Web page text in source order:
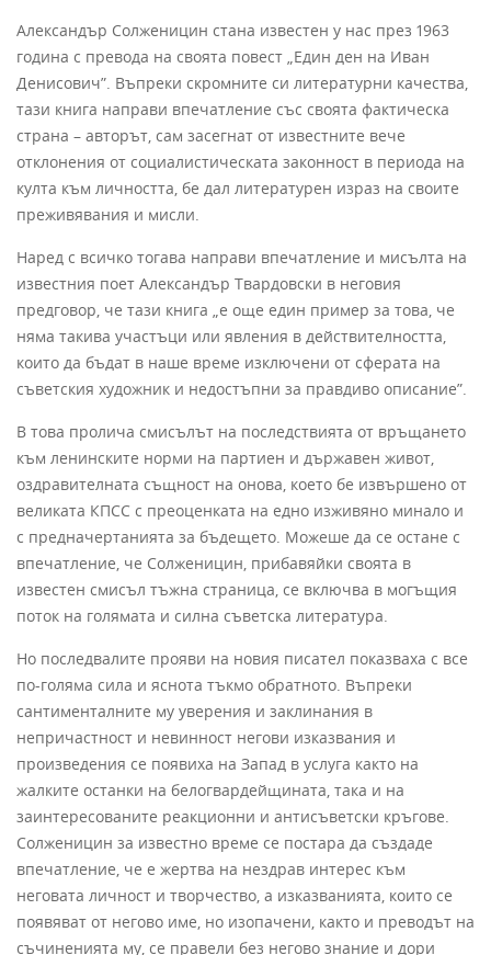
Александър Солженицин стана известен у нас през 1963
година с превода на своята повест „Един ден на Иван
Денисович”. Въпреки скромните си литературни качества,
тази книга направи впечатление със своята фактическа
страна – авторът, сам засегнат от известните вече
отклонения от социалистическата законност в периода на
култа към личността, бе дал литературен израз на своите
преживявания и мисли.
Наред с всичко тогава направи впечатление и мисълта на
известния поет Александър Твардовски в неговия
предговор, че тази книга „е още един пример за това, че
няма такива участъци или явления в действителността,
които да бъдат в наше време изключени от сферата на
съветския художник и недостъпни за правдиво описание”.
В това пролича смисълът на последствията от връщането
към ленинските норми на партиен и държавен живот,
оздравителната същност на онова, което бе извършено от
великата КПСС с преоценката на едно изживяно минало и
с предначертанията за бъдещето. Можеше да се остане с
впечатление, че Солженицин, прибавяйки своята в
известен смисъл тъжна страница, се включва в могъщия
поток на голямата и силна съветска литература.
Но последвалите прояви на новия писател показваха с все
по-голяма сила и яснота тъкмо обратното. Въпреки
сантименталните му уверения и заклинания в
непричастност и невинност негови изказвания и
произведения се появиха на Запад в услуга както на
жалките останки на белогвардейщината, така и на
заинтересованите реакционни и антисъветски кръгове.
Солженицин за известно време се постара да създаде
впечатление, че е жертва на нездрав интерес към
неговата личност и творчество, а изказванията, които се
появяват от негово име, но изопачени, както и преводът на
съчиненията му, се правели без негово знание и дори